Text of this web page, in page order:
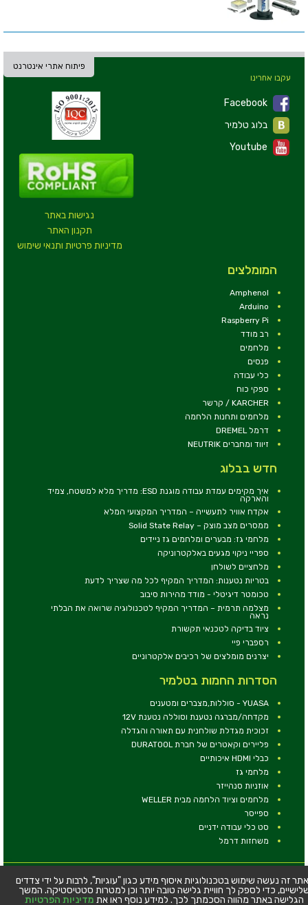
פיתוח אתרי אינטרנט
נגישות באתר
תקנון האתר
מדיניות פרטיות ותנאי שימוש
עקבו אחרינו
Facebook
Youtube
המומלצים
Amphenol
Arduino
Raspberry Pi
רב מודד
מלחמים
פנסים
כלי עבודה
ספקי כוח
KARCHER / קרשר
מלחמים ותחנות הלחמה
דרמל DREMEL
זיווד ומחברים NEUTRIK
חדש בבלוג
איך מקימים עמדת עבודה מוגנת ESD: מדריך מלא למשטח, צמיד
והארקה
אקדח אוויר לתעשייה – המדריך המקצועי המלא
ממסרים מצב מוצק – Solid State Relay
מלחמי גז: מבערים ומלחמים גז ניידים
ספריי ניקוי מגעים באלקטרוניקה
מלחציים לשולחן
בטריות נטענות: המדריך המקיף לכל מה שצריך לדעת
טכומטר דיגיטלי - מודד מהירות סיבוב
מצלמה תרמית – המדריך המקיף לטכנולוגיה שרואה את הבלתי
נראה
ציוד בדיקה לטכנאי תקשורת
רספברי פיי
יצרנים מומלצים של רכיבים אלקטרוניים
הסדרות החמות בטלמיר
YUASA - סוללות,מצברים ומטענים
מקדחה/מברגה נטענת וסוללה נטענת 12V
זכוכית מגדלת שולחנית עם תאורה והגדלה
פליירים וקאטרים של חברת DURATOOL
כבלי HDMI איכותיים
מלחמי גז
אוזניות סנהייזר
מלחמים וציוד הלחמה מבית WELLER
ספייסר
סט כלי עבודה ידניים
משחזות דרמל
© כל הזכויות שמורות - טלמיר אלקטרוניקה בע''מ
כתובת: דרך העצמאות 63, חיפה
זה נעשה שימוש בטכנולוגיות איסוף מידע כגון "עוגיות", לרבות על ידי צדדים
כדי לספק לך חוויית גלישה טובה יותר וכן למטרות סטטיסטיקה. המשך
הגלישה באתר מהווה הסכמתך לכך. למידע נוסף ראו את מדיניות הפרטיות